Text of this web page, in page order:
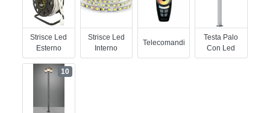
Strisce Led
Esterno
Strisce Led
Interno
Telecomandi
Testa Palo
Con Led
10